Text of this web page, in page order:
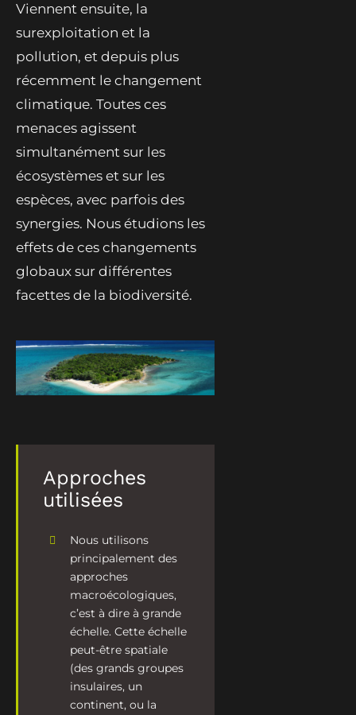
Viennent ensuite, la
surexploitation et la
pollution, et depuis plus
récemment le changement
climatique. Toutes ces
menaces agissent
simultanément sur les
écosystèmes et sur les
espèces, avec parfois des
synergies. Nous étudions les
effets de ces changements
globaux sur différentes
facettes de la biodiversité.
Approches
utilisées
Nous utilisons
principalement des
approches
macroécologiques,
c’est à dire à grande
échelle. Cette échelle
peut-être spatiale
(des grands groupes
insulaires, un
continent, ou la